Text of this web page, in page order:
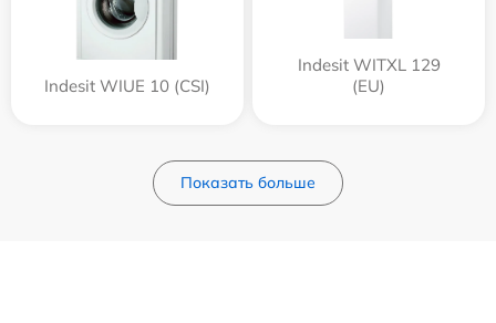
Indesit WIUE 10 (CSI)
Indesit WITXL 129
(EU)
Показать больше